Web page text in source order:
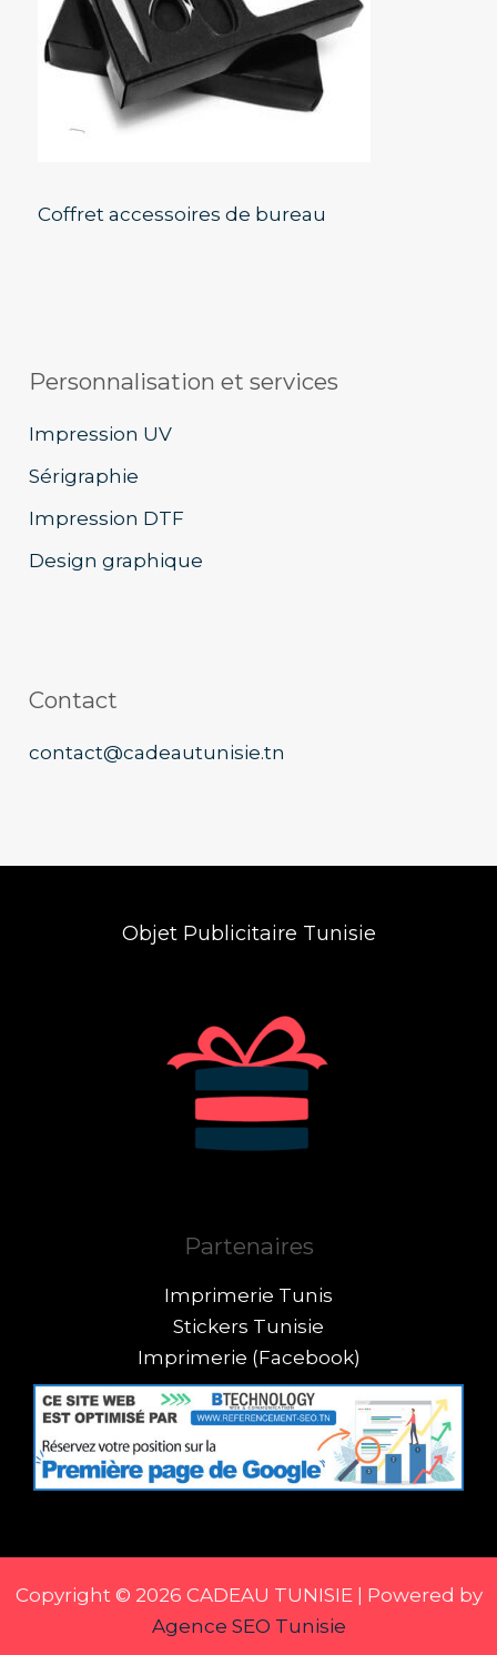
Coffret accessoires de bureau
Personnalisation et services
Impression UV
Sérigraphie
Impression DTF
Design graphique
Contact
contact@cadeautunisie.tn
Objet Publicitaire Tunisie
Partenaires
Imprimerie Tunis
Stickers Tunisie
Imprimerie (Facebook)
Copyright © 2026 CADEAU TUNISIE | Powered by
Agence SEO Tunisie